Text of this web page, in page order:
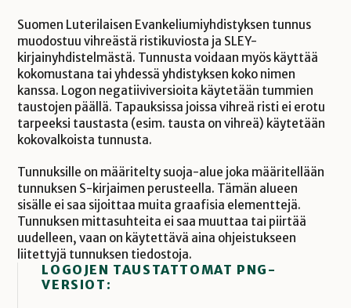
Suomen Luterilaisen Evankeliumiyhdistyksen tunnus
muodostuu vihreästä ristikuviosta ja SLEY-
kirjainyhdistelmästä. Tunnusta voidaan myös käyttää
kokomustana tai yhdessä yhdistyksen koko nimen
kanssa. Logon negatiiviversioita käytetään tummien
taustojen päällä. Tapauksissa joissa vihreä risti ei erotu
tarpeeksi taustasta (esim. tausta on vihreä) käytetään
kokovalkoista tunnusta.
Tunnuksille on määritelty suoja-alue joka määritellään
tunnuksen S-kirjaimen perusteella. Tämän alueen
sisälle ei saa sijoittaa muita graafisia elementtejä.
Tunnuksen mittasuhteita ei saa muuttaa tai piirtää
uudelleen, vaan on käytettävä aina ohjeistukseen
liitettyjä tunnuksen tiedostoja.
LOGOJEN TAUSTATTOMAT PNG-
VERSIOT: